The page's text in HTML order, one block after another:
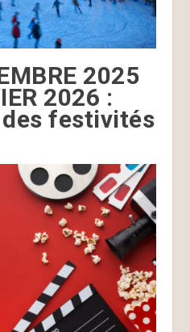
2025
2026 :
festivités